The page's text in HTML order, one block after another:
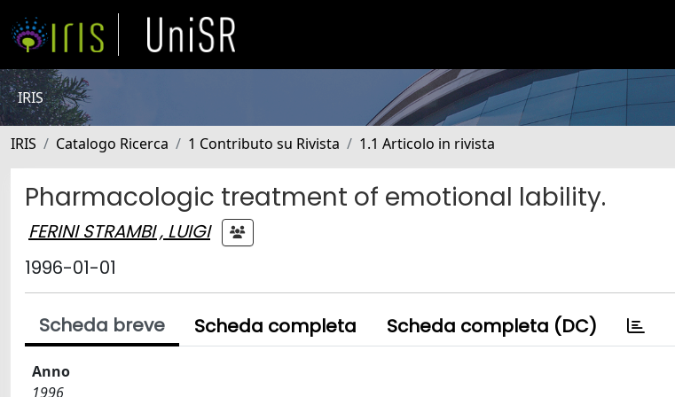
IRIS
IRIS Catalogo Ricerca 1 Contributo su Rivista 1.1 Articolo in rivista
Pharmacologic treatment of emotional lability.
FERINI STRAMBI , LUIGI
1996-01-01
Scheda breve Scheda completa Scheda completa (DC)
Anno
1996